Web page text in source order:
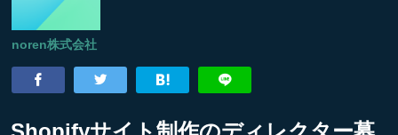
noren株式会社